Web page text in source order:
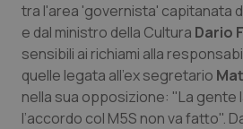
Sardegna
Sicilia
Toscana
Malattia di Crohn &
Neuroscienze &
Obesità
tra l'area 'governista' capitanata
e dal ministro della Cultura Dario
sensibili ai richiami alla
quelle legata all'ex segretario
nella sua opposizione: "La gente
l’accordo col M5S non va fatto".